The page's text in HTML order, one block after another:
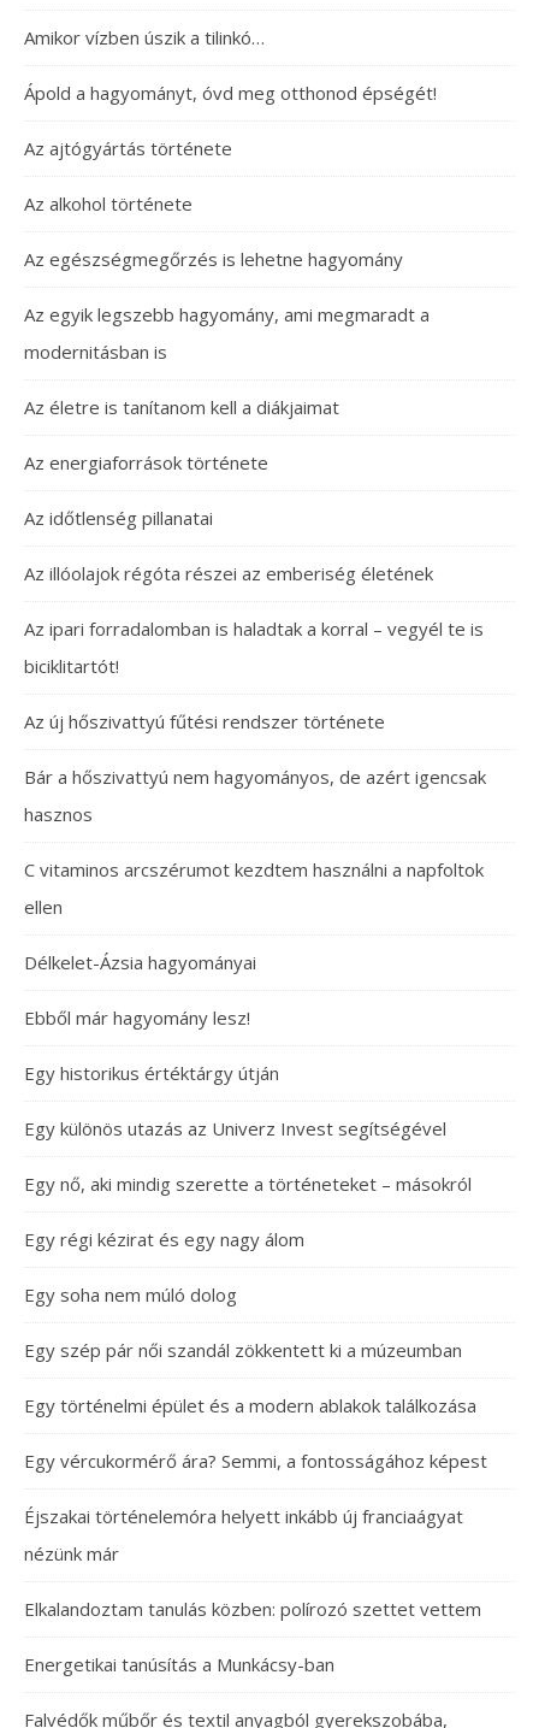
Amikor vízben úszik a tilinkó…
Ápold a hagyományt, óvd meg otthonod épségét!
Az ajtógyártás története
Az alkohol története
Az egészségmegőrzés is lehetne hagyomány
Az egyik legszebb hagyomány, ami megmaradt a
modernitásban is
Az életre is tanítanom kell a diákjaimat
Az energiaforrások története
Az időtlenség pillanatai
Az illóolajok régóta részei az emberiség életének
Az ipari forradalomban is haladtak a korral – vegyél te is
biciklitartót!
Az új hőszivattyú fűtési rendszer története
Bár a hőszivattyú nem hagyományos, de azért igencsak
hasznos
C vitaminos arcszérumot kezdtem használni a napfoltok
ellen
Délkelet-Ázsia hagyományai
Ebből már hagyomány lesz!
Egy historikus értéktárgy útján
Egy különös utazás az Univerz Invest segítségével
Egy nő, aki mindig szerette a történeteket – másokról
Egy régi kézirat és egy nagy álom
Egy soha nem múló dolog
Egy szép pár női szandál zökkentett ki a múzeumban
Egy történelmi épület és a modern ablakok találkozása
Egy vércukormérő ára? Semmi, a fontosságához képest
Éjszakai történelemóra helyett inkább új franciaágyat
nézünk már
Elkalandoztam tanulás közben: polírozó szettet vettem
Energetikai tanúsítás a Munkácsy-ban
Falvédők műbőr és textil anyagból gyerekszobába,